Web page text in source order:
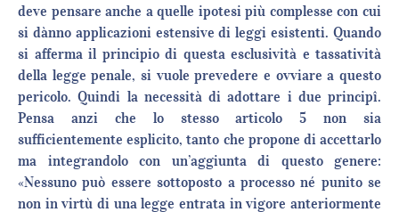
deve pensare anche a quelle ipotesi più complesse con cui
si dànno applicazioni estensive di leggi esistenti. Quando
si afferma il principio di questa esclusività e tassatività
della legge penale, si vuole prevedere e ovviare a questo
pericolo. Quindi la necessità di adottare i due principî.
Pensa anzi che lo stesso articolo 5 non sia
sufficientemente esplicito, tanto che propone di accettarlo
ma integrandolo con un’aggiunta di questo genere:
«Nessuno può essere sottoposto a processo né punito se
non in virtù di una legge entrata in vigore anteriormente